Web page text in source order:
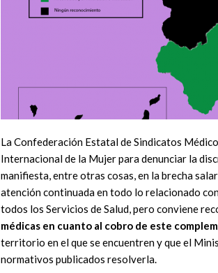
La Confederación Estatal de Sindicatos
Internacional de la Mujer para denunciar la
manifiesta, entre otras cosas, en la brecha
atención continuada en todo lo relacionado
todos los Servicios de Salud, pero conviene
médicas en cuanto al cobro de este
territorio en el que se encuentren y que el
normativos publicados resolverla.